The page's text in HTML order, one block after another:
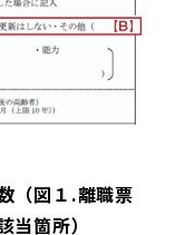
（図１.離職票
箇所）